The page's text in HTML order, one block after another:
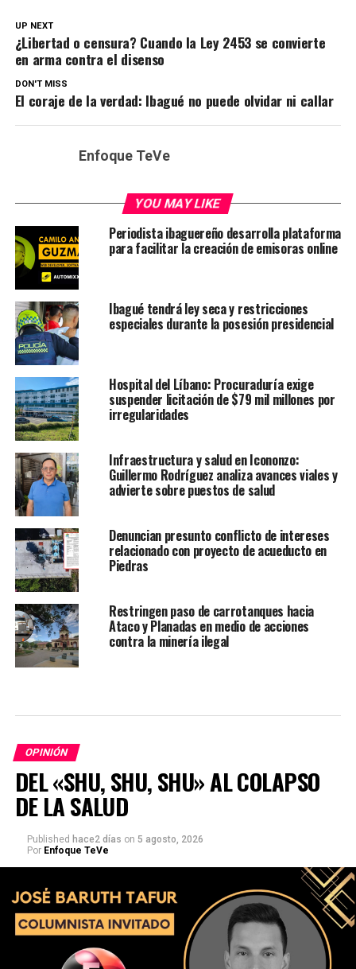
UP NEXT
¿Libertad o censura? Cuando la Ley 2453 se convierte
en arma contra el disenso
DON'T MISS
El coraje de la verdad: Ibagué no puede olvidar ni callar
Enfoque TeVe
YOU MAY LIKE
Periodista ibaguereño desarrolla plataforma
para facilitar la creación de emisoras online
Ibagué tendrá ley seca y restricciones
especiales durante la posesión presidencial
Hospital del Líbano: Procuraduría exige
suspender licitación de $79 mil millones por
irregularidades
Infraestructura y salud en Icononzo:
Guillermo Rodríguez analiza avances viales y
advierte sobre puestos de salud
Denuncian presunto conflicto de intereses
relacionado con proyecto de acueducto en
Piedras
Restringen paso de carrotanques hacia
Ataco y Planadas en medio de acciones
contra la minería ilegal
OPINIÓN
DEL «SHU, SHU, SHU» AL COLAPSO
DE LA SALUD
Published hace2 días on 5 agosto, 2026
Por Enfoque TeVe